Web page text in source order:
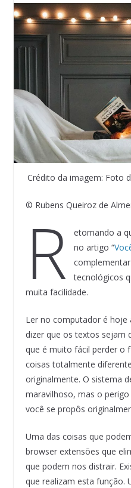
Crédito da imagem: Foto
© Rubens Queiroz de
R
etomando a
no artigo “
tecnológicos
muita facilidade.
Ler no computador é hoje
dizer que os textos sejam
que é muito fácil perder o
coisas totalmente
originalmente. O sistema
maravilhoso, mas o
você se propôs
Uma das coisas que
browser extensões que
que podem nos distrair.
que realizam esta função.